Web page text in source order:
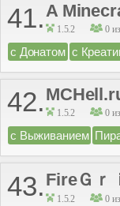
41.A
1.5.2 0
с Донатом с
42. 1.5.2 0
с Выживанием
43. FireＧｒ
1.5.2 0